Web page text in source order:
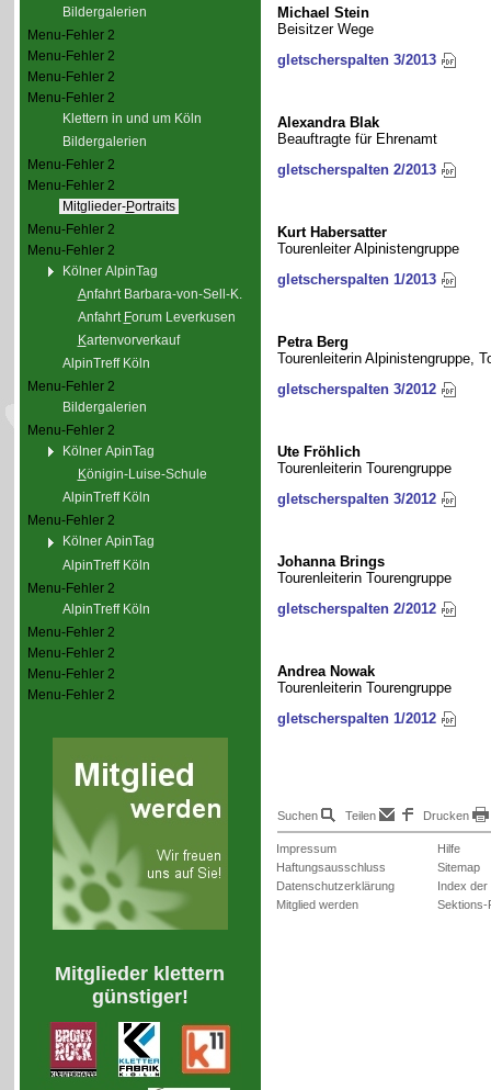
Bildergalerien
Menu-Fehler 2
Menu-Fehler 2
Menu-Fehler 2
Menu-Fehler 2
Klettern in und um Köln
Bildergalerien
Menu-Fehler 2
Menu-Fehler 2
Mitglieder-Portraits
Menu-Fehler 2
Menu-Fehler 2
Kölner AlpinTag
Anfahrt Barbara-von-Sell-K.
Anfahrt Forum Leverkusen
Kartenvorverkauf
AlpinTreff Köln
Menu-Fehler 2
Bildergalerien
Menu-Fehler 2
Kölner ApinTag
Königin-Luise-Schule
AlpinTreff Köln
Menu-Fehler 2
Kölner ApinTag
AlpinTreff Köln
Menu-Fehler 2
AlpinTreff Köln
Menu-Fehler 2
Menu-Fehler 2
Menu-Fehler 2
Menu-Fehler 2
Mitglieder klettern
günstiger!
Michael Stein
Beisitzer Wege
gletscherspalten 3/2013
Alexandra Blak
Beauftragte für Ehrenamt
gletscherspalten 2/2013
Kurt Habersatter
Tourenleiter Alpinistengruppe
gletscherspalten 1/2013
Petra Berg
Tourenleiterin Alpinistengruppe,
gletscherspalten 3/2012
Ute Fröhlich
Tourenleiterin Tourengruppe
gletscherspalten 3/2012
Johanna Brings
Tourenleiterin Tourengruppe
gletscherspalten 2/2012
Andrea Nowak
Tourenleiterin Tourengruppe
gletscherspalten 1/2012
Suchen Teilen Drucken
Impressum
Haftungsausschluss
Datenschutzerklärung
Mitglied werden
Hilfe
Sitemap
Index der
Sektions-